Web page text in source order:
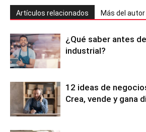
Artículos relacionados Más del autor
¿Qué saber antes
industrial?
12 ideas de
Crea, vende y gana